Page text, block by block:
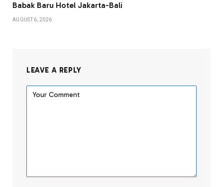
Babak Baru Hotel Jakarta-Bali
AUGUST 6, 2026
LEAVE A REPLY